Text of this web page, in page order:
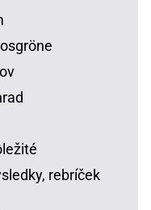
rebríček